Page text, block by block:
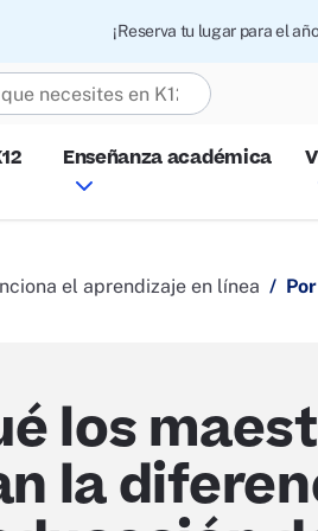
¡Reserva tu lugar para el
Enseñanza académica
el aprendizaje en línea
los
la